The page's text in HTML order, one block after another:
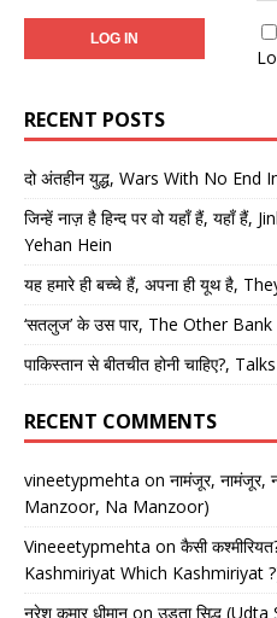
RECENT POSTS
दो अंतहीन युद्ध, Wars With No End
जिन्हें नाज़ है हिन्द पर वो यहाँ हैं, यहाँ
Yehan Hein
यह हमारे ही बच्चे हैं, अपना ही यूथ है,
‘सतलुज’ के उस पार, The Other Bank
पाकिस्तान से बीतचीत होनी चाहिए?,
RECENT COMMENTS
vineetypmehta on नामंजूर,
Manzoor, Na Manzoor)
Vineeetypmehta on कैसी
Kashmiriyat Which Kashmiriyat
नरेश कुमार धीमान on उड़ता सिद्धू (Udta